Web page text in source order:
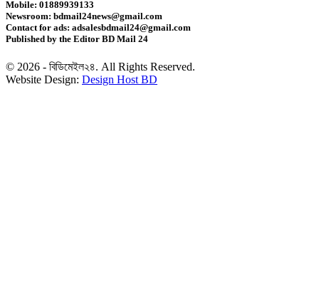
স্বর্ণ খাতকে বৈধ-জবাবদিহিমূলক শিল্পে রূপান্তরের উদ্যোগ
হামে ২৪ ঘণ্টায় আক্রান্ত ৮৬০, মৃত্যু ৬
শিকল ভেঙেছি গণতন্ত্র প্রতিষ্ঠায়: তথ্যমন্ত্রী
Mobile: 01889939133
Newsroom: bdmail24news@gmail.com
Contact for ads: adsalesbdmail24@gmail.com
Published by the Editor BD Mail 24
© 2026 - বিডিমেইল২৪. All Rights Reserved.
Website Design: Design Host BD